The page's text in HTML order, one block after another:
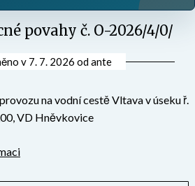
povahy č. O-2026/4/0/
v 7. 7. 2026 odante
na vodní cestě Vltava v úseku ř.
VD Hněvkovice